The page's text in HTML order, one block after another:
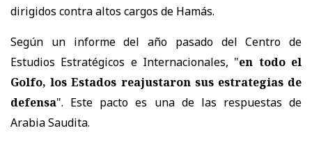
dirigidos contra altos cargos de Hamás.
Según un informe del año pasado del Centro de
Estudios Estratégicos e Internacionales, "en todo el
Golfo, los Estados reajustaron sus estrategias de
defensa". Este pacto es una de las respuestas de
Arabia Saudita.